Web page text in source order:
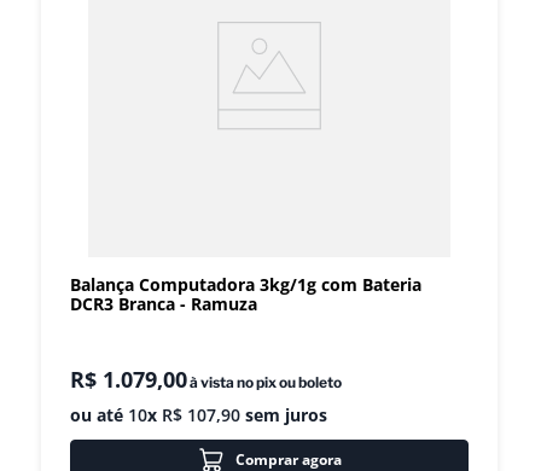
Balança Computadora 3kg/1g com Bateria
DCR3 Branca - Ramuza
R$ 1.079,00à vista no pix ou boleto
ou até 10x R$ 107,90 sem juros
Comprar agora